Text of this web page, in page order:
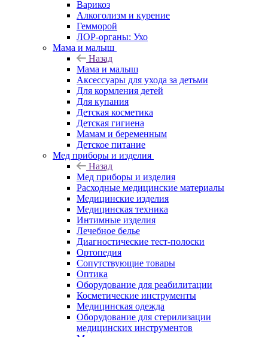
Варикоз
Алкоголизм и курение
Гемморой
ЛОР-органы: Ухо
Мама и малыш
Назад
Мама и малыш
Аксессуары для ухода за детьми
Для кормления детей
Для купания
Детская косметика
Детская гигиена
Мамам и беременным
Детское питание
Мед приборы и изделия
Назад
Мед приборы и изделия
Расходные медицинские материалы
Медицинские изделия
Медицинская техника
Интимные изделия
Лечебное белье
Диагностические тест-полоски
Ортопедия
Сопутствующие товары
Оптика
Оборудование для реабилитации
Косметические инструменты
Медицинская одежда
Оборудование для стерилизации
медицинских инструментов